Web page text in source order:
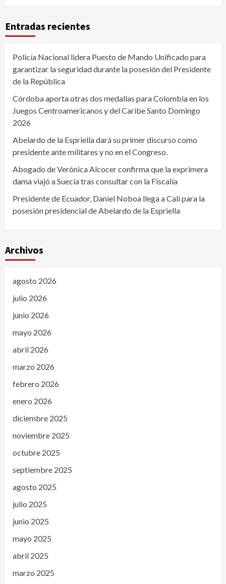
Entradas recientes
Policía Nacional lidera Puesto de Mando Unificado para
garantizar la seguridad durante la posesión del Presidente
de la República
Córdoba aporta otras dos medallas para Colombia en los
Juegos Centroamericanos y del Caribe Santo Domingo
2026
Abelardo de la Espriella dará su primer discurso como
presidente ante militares y no en el Congreso.
Abogado de Verónica Alcocer confirma que la exprimera
dama viajó a Suecia tras consultar con la Fiscalía
Presidente de Ecuador, Daniel Noboa llega a Cali para la
posesión presidencial de Abelardo de la Espriella
Archivos
agosto 2026
julio 2026
junio 2026
mayo 2026
abril 2026
marzo 2026
febrero 2026
enero 2026
diciembre 2025
noviembre 2025
octubre 2025
septiembre 2025
agosto 2025
julio 2025
junio 2025
mayo 2025
abril 2025
marzo 2025